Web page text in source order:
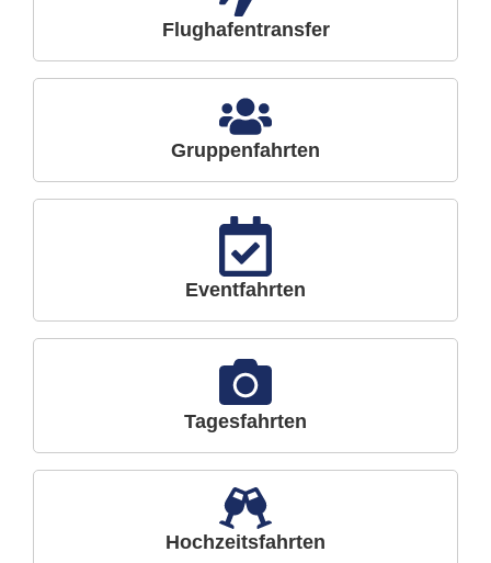
Flughafentransfer
Gruppenfahrten
Eventfahrten
Tagesfahrten
Hochzeitsfahrten